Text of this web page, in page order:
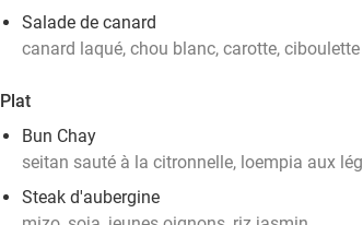
Salade de canard
canard laqué, chou blanc, carotte, ciboulette
Plat
Bun Chay
seitan sauté à la citronnelle, loempia aux
Steak d'aubergine